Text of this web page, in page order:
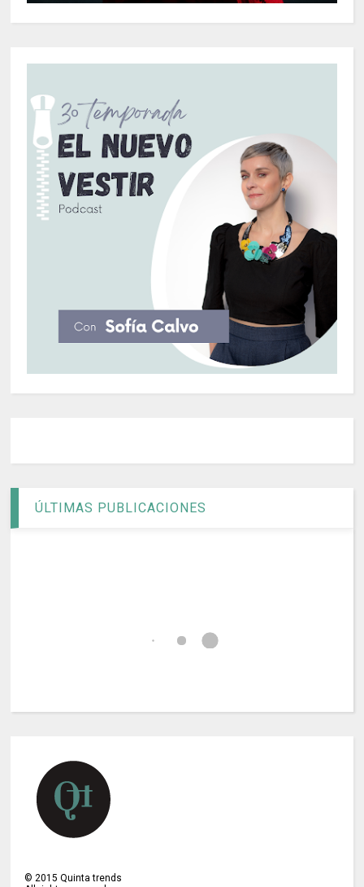
ÚLTIMAS PUBLICACIONES
© 2015 Quinta trends